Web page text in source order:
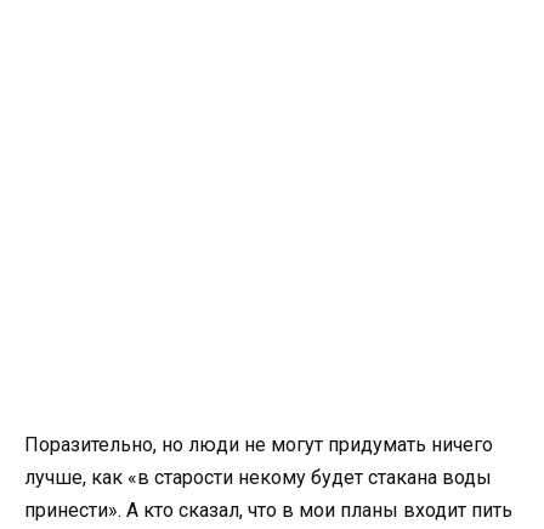
Поразительно, но люди не могут придумать ничего
лучше, как «в старости некому будет стакана воды
принести». А кто сказал, что в мои планы входит пить